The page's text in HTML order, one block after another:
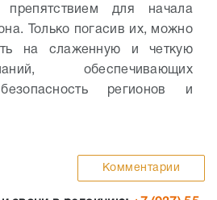
препятствием для начала
Только погасив их, можно
на слаженную и четкую
обеспечивающих
регионов и
Комментарии